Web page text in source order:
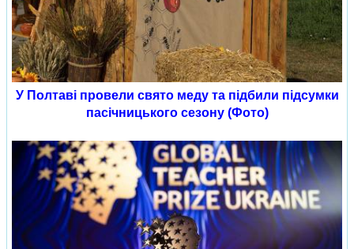
У Полтаві провели свято меду та підбили підсумки
пасічницького сезону (Фото)